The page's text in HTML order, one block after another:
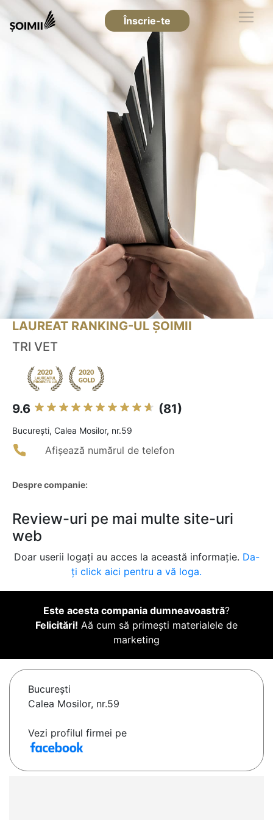
Înscrie-te
LAUREAT RANKING-UL ȘOIMII
TRI VET
9.6 (81)
Bucureşti, Calea Mosilor, nr.59
Afișează numărul de telefon
Despre companie:
Review-uri pe mai multe site-uri
web
Doar userii logați au acces la această informație. Da-
ți click aici pentru a vă loga.
Este acesta compania dumneavoastră?
Felicitări! Aă cum să primești materialele de
marketing
Bucureşti
Calea Mosilor, nr.59
Vezi profilul firmei pe